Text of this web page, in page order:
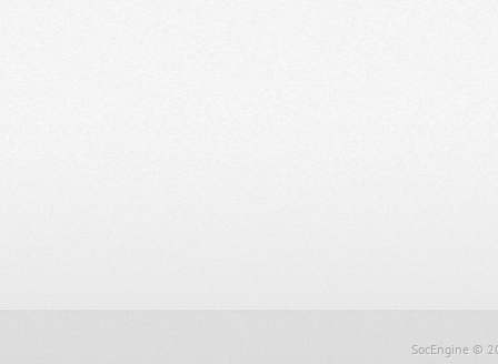
SocEngine ©